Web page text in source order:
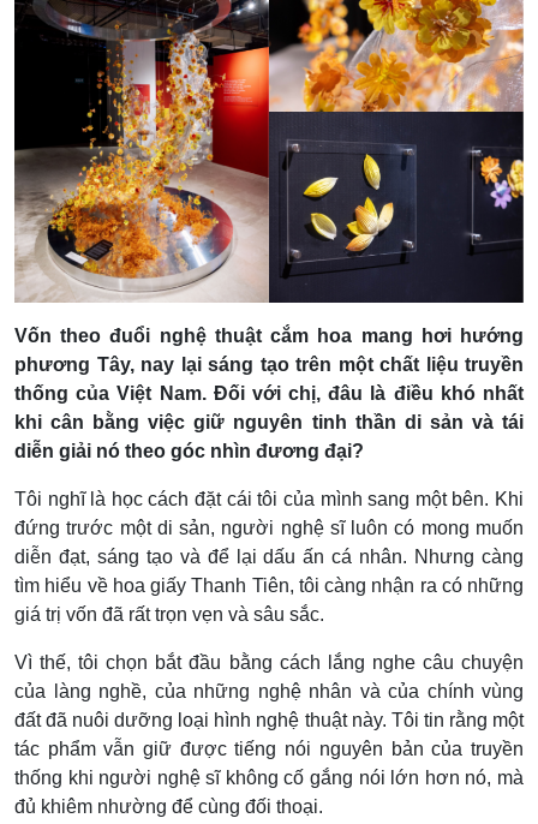
Vốn theo đuổi nghệ thuật cắm hoa mang hơi hướng
phương Tây, nay lại sáng tạo trên một chất liệu truyền
thống của Việt Nam. Đối với chị, đâu là điều khó nhất
khi cân bằng việc giữ nguyên tinh thần di sản và tái
diễn giải nó theo góc nhìn đương đại?
Tôi nghĩ là học cách đặt cái tôi của mình sang một bên. Khi
đứng trước một di sản, người nghệ sĩ luôn có mong muốn
diễn đạt, sáng tạo và để lại dấu ấn cá nhân. Nhưng càng
tìm hiểu về hoa giấy Thanh Tiên, tôi càng nhận ra có những
giá trị vốn đã rất trọn vẹn và sâu sắc.
Vì thế, tôi chọn bắt đầu bằng cách lắng nghe câu chuyện
của làng nghề, của những nghệ nhân và của chính vùng
đất đã nuôi dưỡng loại hình nghệ thuật này. Tôi tin rằng một
tác phẩm vẫn giữ được tiếng nói nguyên bản của truyền
thống khi người nghệ sĩ không cố gắng nói lớn hơn nó, mà
đủ khiêm nhường để cùng đối thoại.